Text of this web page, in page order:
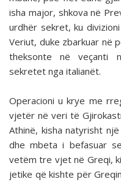
isha major, shkova në
urdhër sekret, ku
Veriut, duke zbarkuar në
theksonte në veçanti
sekretet nga italianët.
Operacioni u krye me
vjetër në veri të
Athinë, kisha natyrisht
dhe mbeta i befasuar
vetëm tre vjet në Greqi,
jetike që kishte për